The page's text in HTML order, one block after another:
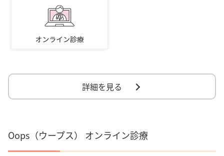
詳細を見る
Oops（ウープス） オンライン診療